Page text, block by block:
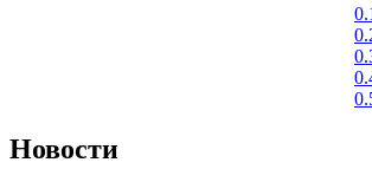
Новости